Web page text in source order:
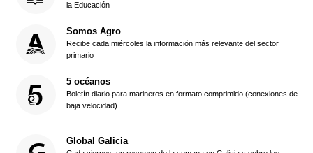
la Educación
Somos Agro
Recibe cada miércoles la información más relevante del sector
primario
5 océanos
Boletín diario para marineros en formato comprimido (conexiones de
baja velocidad)
Global Galicia